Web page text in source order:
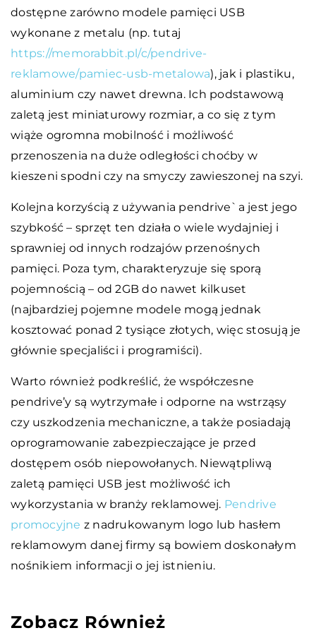
dostępne zarówno modele pamięci USB
wykonane z metalu (np. tutaj
https://memorabbit.pl/c/pendrive-
reklamowe/pamiec-usb-metalowa), jak i plastiku,
aluminium czy nawet drewna. Ich podstawową
zaletą jest miniaturowy rozmiar, a co się z tym
wiąże ogromna mobilność i możliwość
przenoszenia na duże odległości choćby w
kieszeni spodni czy na smyczy zawieszonej na szyi.
Kolejna korzyścią z używania pendrive`a jest jego
szybkość – sprzęt ten działa o wiele wydajniej i
sprawniej od innych rodzajów przenośnych
pamięci. Poza tym, charakteryzuje się sporą
pojemnością – od 2GB do nawet kilkuset
(najbardziej pojemne modele mogą jednak
kosztować ponad 2 tysiące złotych, więc stosują je
głównie specjaliści i programiści).
Warto również podkreślić, że współczesne
pendrive’y są wytrzymałe i odporne na wstrząsy
czy uszkodzenia mechaniczne, a także posiadają
oprogramowanie zabezpieczające je przed
dostępem osób niepowołanych. Niewątpliwą
zaletą pamięci USB jest możliwość ich
wykorzystania w branży reklamowej. Pendrive
promocyjne z nadrukowanym logo lub hasłem
reklamowym danej firmy są bowiem doskonałym
nośnikiem informacji o jej istnieniu.
Zobacz Również